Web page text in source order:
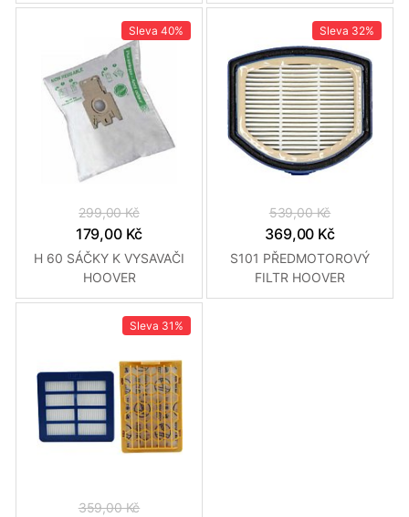
Sleva 40%
299,00 Kč
179,00 Kč
H 60 SÁČKY K VYSAVAČI
HOOVER
Sleva 32%
539,00 Kč
369,00 Kč
S101 PŘEDMOTOROVÝ
FILTR HOOVER
Sleva 31%
359,00 Kč